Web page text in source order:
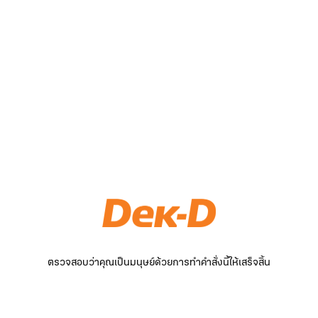
ตรวจสอบว่าคุณเป็นมนุษย์ด้วยการทำคำสั่งนี้ให้เสร็จสิ้น